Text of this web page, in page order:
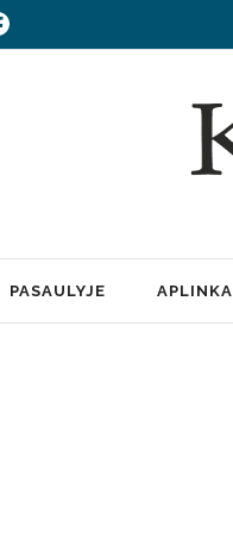
PASAULYJE APLINKA